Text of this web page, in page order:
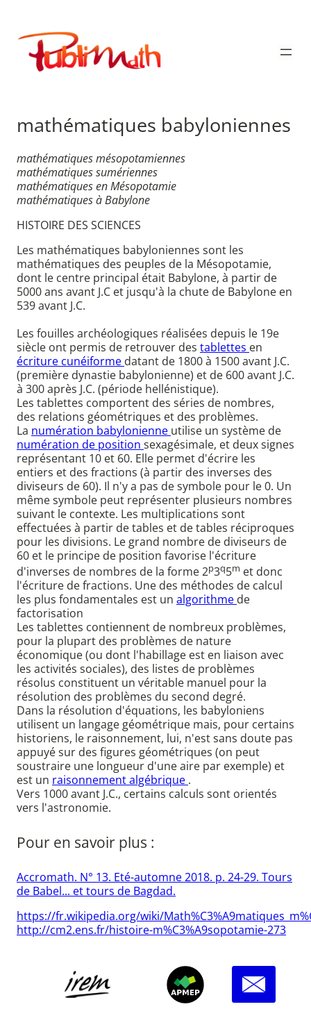
contenu
Publimath
mathématiques babyloniennes
mathématiques mésopotamiennes
mathématiques sumériennes
mathématiques en Mésopotamie
mathématiques à Babylone
HISTOIRE DES SCIENCES
Les mathématiques babyloniennes sont les
mathématiques des peuples de la Mésopotamie,
dont le centre principal était Babylone, à partir de
5000 ans avant J.C et jusqu'à la chute de Babylone en
539 avant J.C.
Les fouilles archéologiques réalisées depuis le 19e
siècle ont permis de retrouver des tablettes en
écriture cunéiforme datant de 1800 à 1500 avant J.C.
(première dynastie babylonienne) et de 600 avant J.C.
à 300 après J.C. (période hellénistique).
Les tablettes comportent des séries de nombres,
des relations géométriques et des problèmes.
La numération babylonienne utilise un système de
numération de position sexagésimale, et deux signes
représentant 10 et 60. Elle permet d'écrire les
entiers et des fractions (à partir des inverses des
diviseurs de 60). Il n'y a pas de symbole pour le 0. Un
même symbole peut représenter plusieurs nombres
suivant le contexte. Les multiplications sont
effectuées à partir de tables et de tables réciproques
pour les divisions. Le grand nombre de diviseurs de
60 et le principe de position favorise l'écriture
d'inverses de nombres de la forme 2p3q5m et donc
l'écriture de fractions. Une des méthodes de calcul
les plus fondamentales est un algorithme de
factorisation
Les tablettes contiennent de nombreux problèmes,
pour la plupart des problèmes de nature
économique (ou dont l'habillage est en liaison avec
les activités sociales), des listes de problèmes
résolus constituent un véritable manuel pour la
résolution des problèmes du second degré.
Dans la résolution d'équations, les babyloniens
utilisent un langage géométrique mais, pour certains
historiens, le raisonnement, lui, n'est sans doute pas
appuyé sur des figures géométriques (on peut
soustraire une longueur d'une aire par exemple) et
est un raisonnement algébrique .
Vers 1000 avant J.C., certains calculs sont orientés
vers l'astronomie.
Pour en savoir plus :
Accromath. N° 13. Eté-automne 2018. p. 24-29. Tours
de Babel... et tours de Bagdad.
https://fr.wikipedia.org/wiki/
http://cm2.ens.fr/histoire-m%C3%A9sopotamie-273